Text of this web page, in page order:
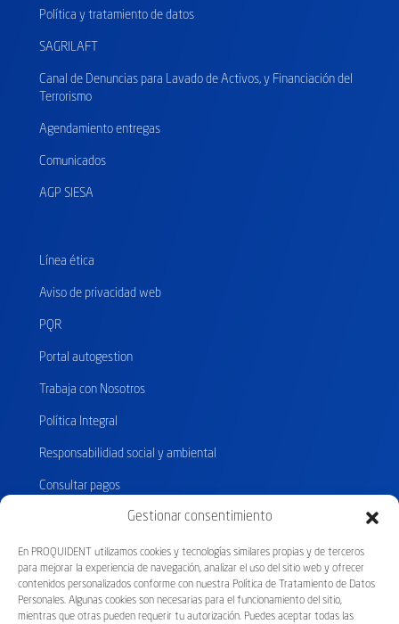
Gestionar consentimiento
En PROQUIDENT utilizamos cookies y tecnologías similares propias y de terceros
para mejorar la experiencia de navegación, analizar el uso del sitio web y ofrecer
contenidos personalizados conforme con nuestra Política de Tratamiento de Datos
Personales. Algunas cookies son necesarias para el funcionamiento del sitio,
mientras que otras pueden requerir tu autorización. Puedes aceptar todas las
Política y tratamiento de datos
SAGRILAFT
Canal de Denuncias para Lavado de Activos, y Financiación del
Terrorismo
Agendamiento entregas
Comunicados
AGP SIESA
Línea ética
Aviso de privacidad web
PQR
Portal autogestion
Trabaja con Nosotros
Política Integral
Responsabilidiad social y ambiental
Consultar pagos
Certificadospor el